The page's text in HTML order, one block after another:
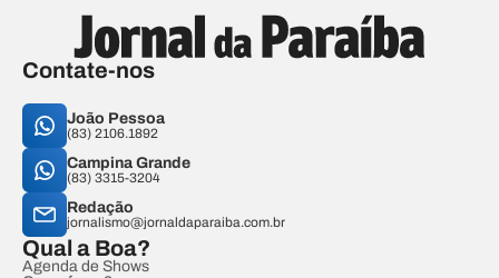
Contate-nos
João Pessoa
(83) 2106.1892
Campina Grande
(83) 3315-3204
Redação
jornalismo@jornaldaparaiba.com.br
Qual a Boa?
Agenda de Shows